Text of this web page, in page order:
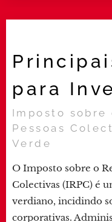
para
Imposto sobre
Pessoas
Verde
O Imposto sobre o
Colectivas (IRPC) é
verdiano, incidindo
corporativas.